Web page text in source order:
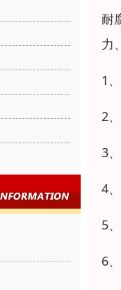
耐
力
1
2
3
4
5
6